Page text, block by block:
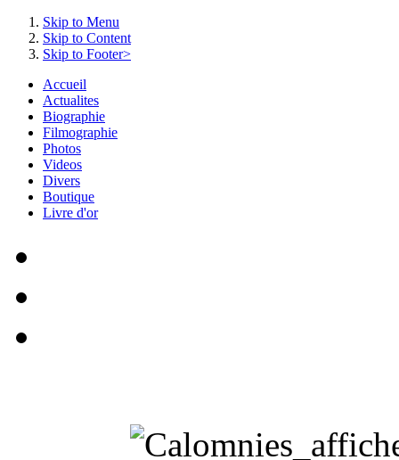
Skip to Menu
Skip to Content
Skip to Footer>
Accueil
Actualites
Biographie
Filmographie
Photos
Videos
Divers
Boutique
Livre d'or